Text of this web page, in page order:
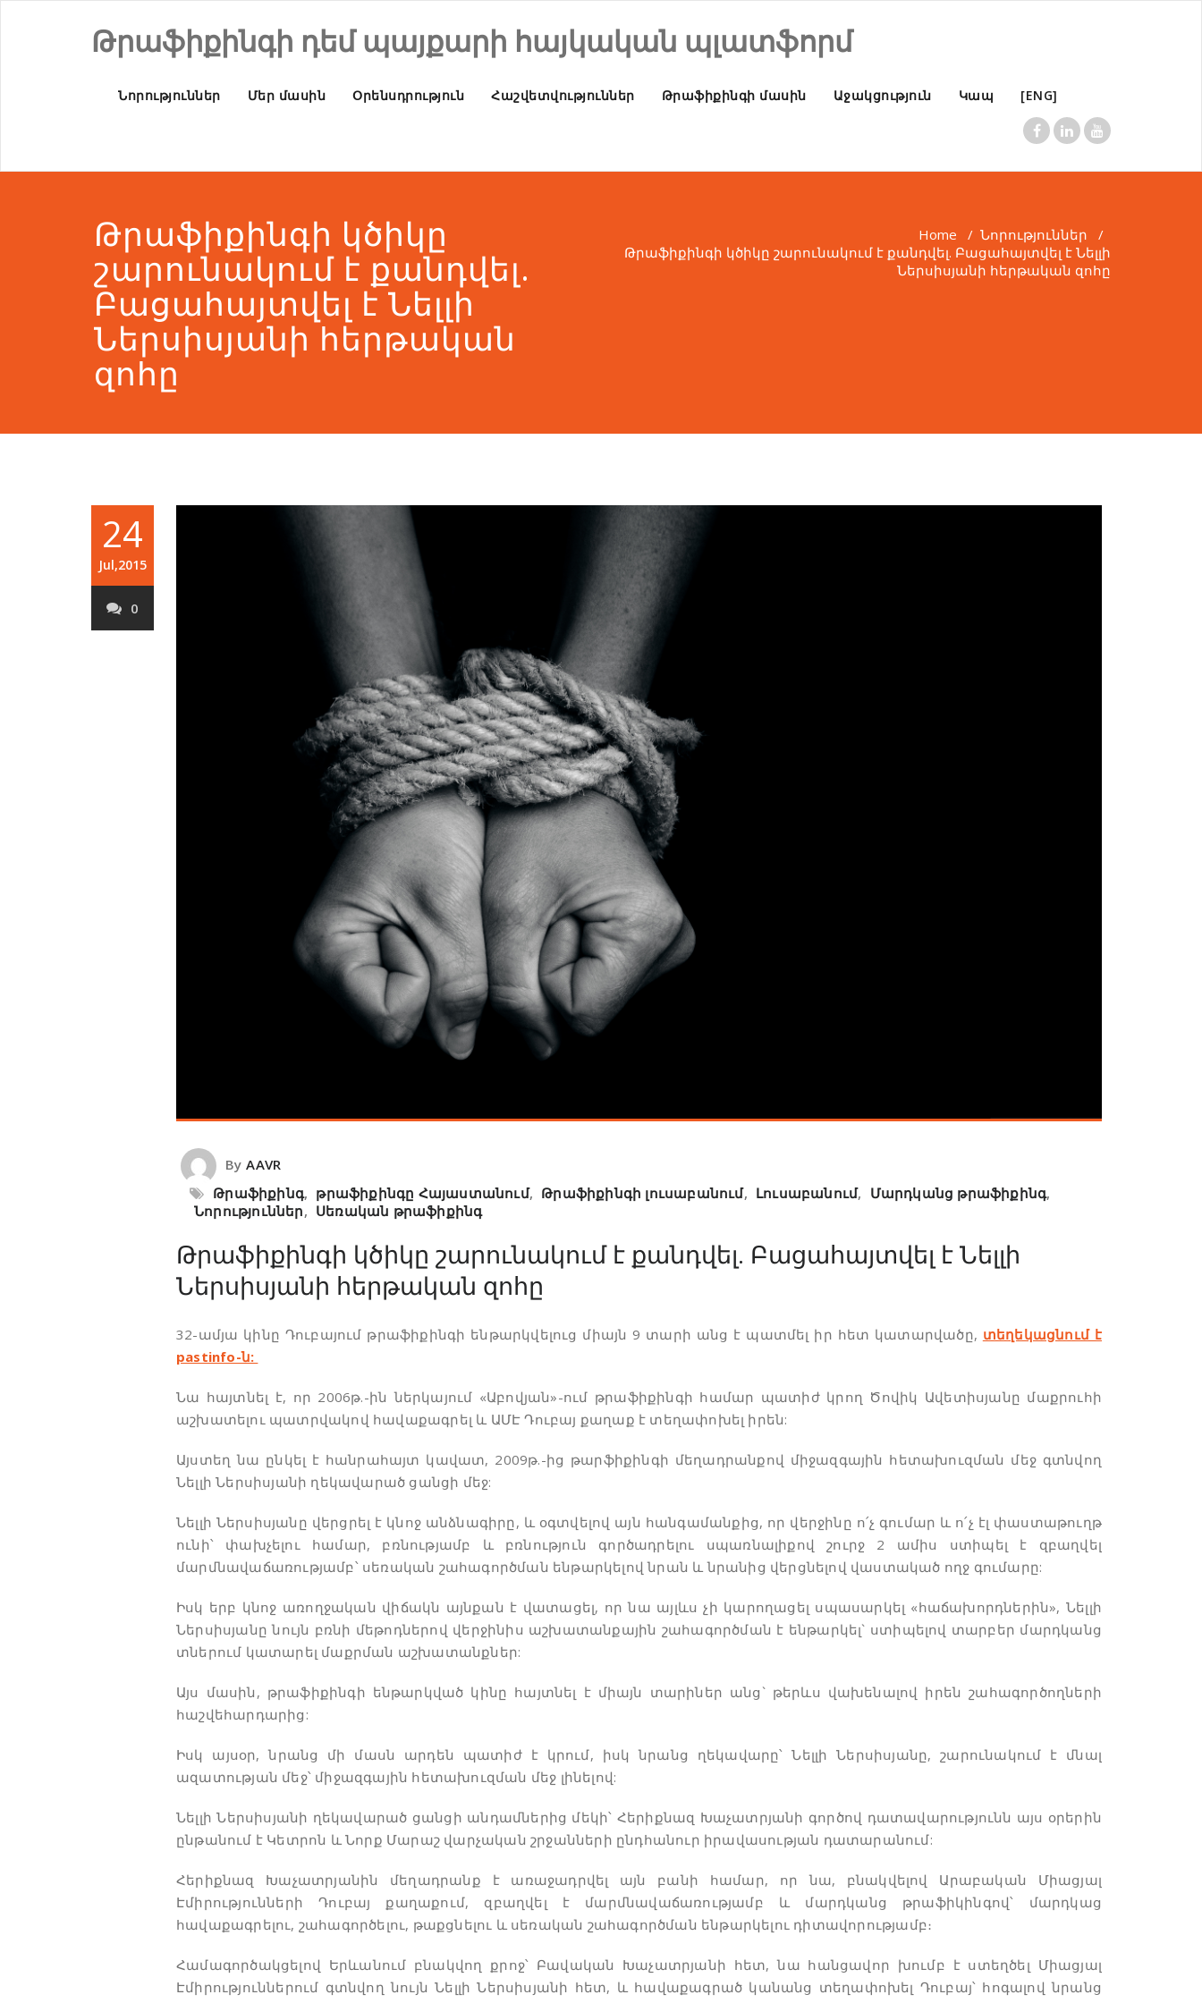
Թրաֆիքինգի դեմ պայքարի հայկական պլատֆորմ
Նորություններ Մեր մասին Օրենսդրություն Հաշվետվություններ Թրաֆիքինգի մասին Աջակցություն Կապ [ENG]
Թրաֆիքինգի կծիկը
շարունակում է քանդվել.
Բացահայտվել է Նելլի
Ներսիսյանի հերթական
զոհը
Home / Նորություններ /
Թրաֆիքինգի կծիկը շարունակում է քանդվել. Բացահայտվել է Նելլի
Ներսիսյանի հերթական զոհը
24
Jul,2015
0
By AAVR
Թրաֆիքինգ, թրաֆիքինգը Հայաստանում, Թրաֆիքինգի լուսաբանում, Լուսաբանում, Մարդկանց թրաֆիքինգ,
Նորություններ, Սեռական թրաֆիքինգ
Թրաֆիքինգի կծիկը շարունակում է քանդվել. Բացահայտվել է Նելլի
Ներսիսյանի հերթական զոհը
32-ամյա կինը Դուբայում թրաֆիքինգի ենթարկվելուց միայն 9 տարի անց է պատմել իր հետ կատարվածը, տեղեկացնում է
pastinfo-ն:
Նա հայտնել է, որ 2006թ.-ին ներկայում «Աբովյան»-ում թրաֆիքինգի համար պատիժ կրող Ծովիկ Ավետիսյանը մաքրուհի
աշխատելու պատրվակով հավաքագրել և ԱՄԷ Դուբայ քաղաք է տեղափոխել իրեն:
Այստեղ նա ընկել է հանրահայտ կավատ, 2009թ.-ից թարֆիքինգի մեղադրանքով միջազգային հետախուզման մեջ գտնվող
Նելլի Ներսիսյանի ղեկավարած ցանցի մեջ:
Նելլի Ներսիսյանը վերցրել է կնոջ անձնագիրը, և օգտվելով այն հանգամանքից, որ վերջինը ո՛չ գումար և ո՛չ էլ փաստաթուղթ
ունի՝ փախչելու համար, բռնությամբ և բռնություն գործադրելու սպառնալիքով շուրջ 2 ամիս ստիպել է զբաղվել
մարմնավաճառությամբ՝ սեռական շահագործման ենթարկելով նրան և նրանից վերցնելով վաստակած ողջ գումարը:
Իսկ երբ կնոջ առողջական վիճակն այնքան է վատացել, որ նա այլևս չի կարողացել սպասարկել «հաճախորդներին», Նելլի
Ներսիսյանը նույն բռնի մեթոդներով վերջինիս աշխատանքային շահագործման է ենթարկել` ստիպելով տարբեր մարդկանց
տներում կատարել մաքրման աշխատանքներ:
Այս մասին, թրաֆիքինգի ենթարկված կինը հայտնել է միայն տարիներ անց` թերևս վախենալով իրեն շահագործողների
հաշվեհարդարից:
Իսկ այսօր, նրանց մի մասն արդեն պատիժ է կրում, իսկ նրանց ղեկավարը՝ Նելլի Ներսիսյանը, շարունակում է մնալ
ազատության մեջ՝ միջազգային հետախուզման մեջ լինելով:
Նելլի Ներսիսյանի ղեկավարած ցանցի անդամներից մեկի՝ Հերիքնազ Խաչատրյանի գործով դատավարությունն այս օրերին
ընթանում է Կետրոն և Նորք Մարաշ վարչական շրջանների ընդհանուր իրավասության դատարանում:
Հերիքնազ Խաչատրյանին մեղադրանք է առաջադրվել այն բանի համար, որ նա, բնակվելով Արաբական Միացյալ
Էմիրությունների Դուբայ քաղաքում, զբաղվել է մարմնավաճառությամբ և մարդկանց թրաֆիկինգով՝ մարդկաց
հավաքագրելու, շահագործելու, թաքցնելու և սեռական շահագործման ենթարկելու դիտավորությամբ։
Համագործակցելով Երևանում բնակվող քրոջ՝ Բավական Խաչատրյանի հետ, նա հանցավոր խումբ է ստեղծել Միացյալ
Էմիրություններում գտնվող նույն Նելլի Ներսիսյանի հետ, և հավաքագրած կանանց տեղափոխել Դուբայ՝ հոգալով նրանց